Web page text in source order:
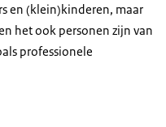
en (klein)kinderen, maar
het ook personen zijn van
professionele